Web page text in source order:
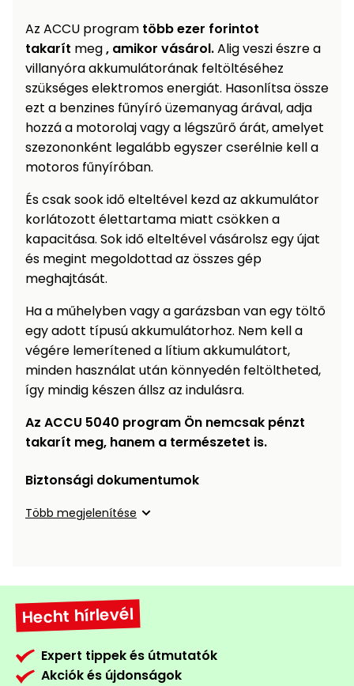
Az ACCU program több ezer forintot
takarít meg, amikor vásárol.Alig veszi észre a
villanyóra akkumulátorának feltöltéséhez
szükséges elektromos energiát. Hasonlítsa össze
ezt a benzines fűnyíró üzemanyag árával, adja
hozzá a motorolaj vagy a légszűrő árát, amelyet
szezononként legalább egyszer cserélnie kell a
motoros fűnyíróban.
És csak sook idő elteltével kezd az akkumulátor
korlátozott élettartama miatt csökken a
kapacitása. Sok idő elteltével vásárolsz egy újat
és megint megoldottad az összes gép
meghajtását.
Ha a műhelyben vagy a garázsban van egy töltő
egy adott típusú akkumulátorhoz. Nem kell a
végére lemerítened a lítium akkumulátort,
minden használat után könnyedén feltöltheted,
így mindig készen állsz az indulásra.
Az ACCU 5040 program Ön nemcsak pénzt
takarít meg, hanem a természetet is.
Biztonsági dokumentumok
Több megjelenítése
Hecht hírlevél
Expert tippek és útmutatók
Akciók és újdonságok